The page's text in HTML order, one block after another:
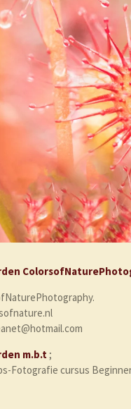
m.b.t ;
Fotografie cursus